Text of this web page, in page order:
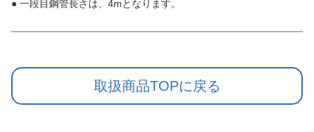
● 一段目鋼管長さは、4mとなります。
取扱商品TOPに戻る